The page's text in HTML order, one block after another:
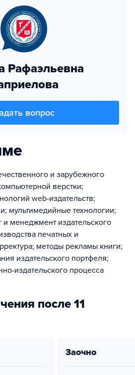
Рафаэльевна
вопрос
и зарубежного
верстки;
web-издательств;
мультимедийные технологии;
и менеджмент издательского
печатных и
методы рекламы книги;
издательского портфеля;
издательского процесса
после 11
заочно